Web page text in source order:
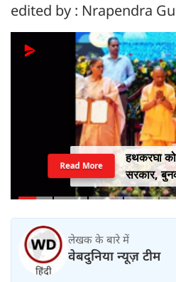
edited by : Nrapendra
हथकरघा को
सरकार,
Read More
लेखक के बारे में
वेबदुनिया न्यूज़ टीम